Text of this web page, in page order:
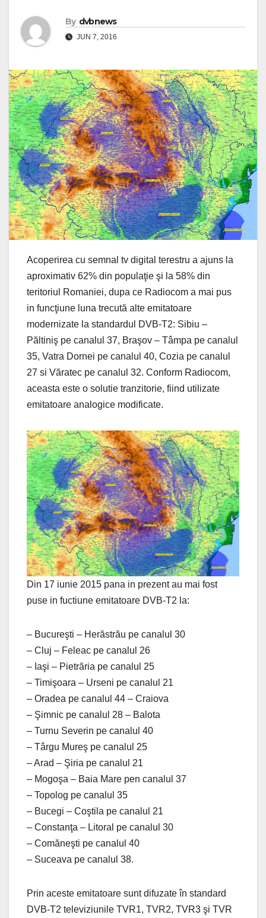
By dvbnews
JUN 7, 2016
Acoperirea cu semnal tv digital terestru a ajuns la
aproximativ 62% din populaţie şi la 58% din
teritoriul Romaniei, dupa ce Radiocom a mai pus
in funcţiune luna trecută alte emitatoare
modernizate la standardul DVB-T2: Sibiu –
Păltiniş pe canalul 37, Braşov – Tâmpa pe canalul
35, Vatra Dornei pe canalul 40, Cozia pe canalul
27 si Văratec pe canalul 32. Conform Radiocom,
aceasta este o solutie tranzitorie, fiind utilizate
emitatoare analogice modificate.
Din 17 iunie 2015 pana in prezent au mai fost
puse in fuctiune emitatoare DVB-T2 la:
– Bucureşti – Herăstrău pe canalul 30
– Cluj – Feleac pe canalul 26
– Iaşi – Pietrăria pe canalul 25
– Timişoara – Urseni pe canalul 21
– Oradea pe canalul 44 – Craiova
– Şimnic pe canalul 28 – Balota
– Turnu Severin pe canalul 40
– Târgu Mureş pe canalul 25
– Arad – Şiria pe canalul 21
– Mogoşa – Baia Mare pen canalul 37
– Topolog pe canalul 35
– Bucegi – Coştila pe canalul 21
– Constanţa – Litoral pe canalul 30
– Comăneşti pe canalul 40
– Suceava pe canalul 38.
Prin aceste emitatoare sunt difuzate în standard
DVB-T2 televiziunile TVR1, TVR2, TVR3 şi TVR